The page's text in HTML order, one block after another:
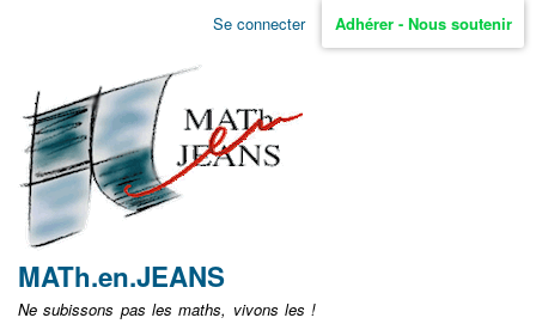
Aller
non
identifié
Se connecter Adhérer - Nous soutenir
MATh.en.JEANS
Ne subissons pas les maths, vivons les !